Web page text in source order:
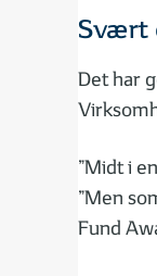
Svært
Det har
”Midt i
”Men
Fund